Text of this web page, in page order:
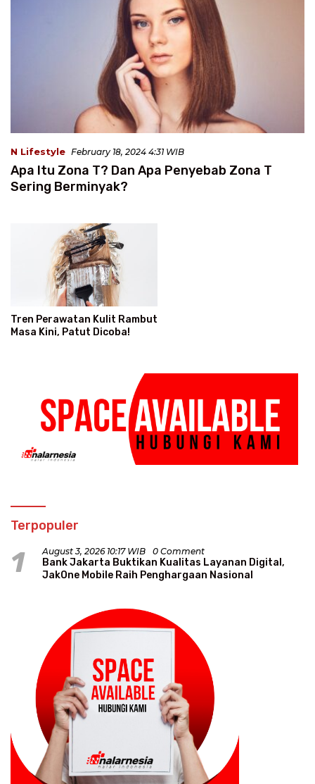
N Lifestyle February 18, 2024 4:31 WIB
Apa Itu Zona T? Dan Apa Penyebab Zona T
Sering Berminyak?
Tren Perawatan Kulit Rambut
Masa Kini, Patut Dicoba!
Terpopuler
1 August 3, 2026 10:17 WIB 0 Comment
Bank Jakarta Buktikan Kualitas Layanan Digital,
JakOne Mobile Raih Penghargaan Nasional